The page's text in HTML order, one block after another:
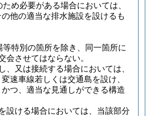
め必要がある場合においては、
他の適当な排水施設を設けるも
特別の箇所を除き、同一箇所に
会させてはならない。
、又は接続する場合においては、
速車線若しくは交通島を設け、
つ、適当な見通しができる構造
設ける場合においては、当該部分